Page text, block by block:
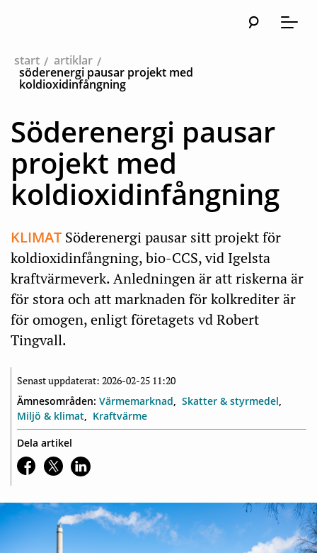
Meny
start
artiklar
söderenergi pausar projekt med
koldioxidinfångning
Söderenergi pausar
projekt med
koldioxidinfångning
KLIMAT Söderenergi pausar sitt projekt för
koldioxidinfångning, bio-CCS, vid Igelsta
kraftvärmeverk. Anledningen är att riskerna är
för stora och att marknaden för kolkrediter är
för omogen, enligt företagets vd Robert
Tingvall.
Senast uppdaterat: 2026-02-25 11:20
Ämnesområden: Värmemarknad
Skatter & styrmedel
Miljö & klimat
Kraftvärme
Dela artikel